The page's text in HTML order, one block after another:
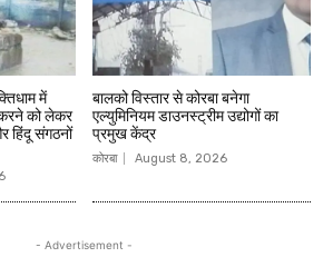
में
को लेकर
हिंदू संगठनों
बालको विस्तार से कोरबा बनेगा
एल्युमिनियम डाउनस्ट्रीम उद्योगों का
प्रमुख केंद्र
कोरबा August 8, 2026
- Advertisement -